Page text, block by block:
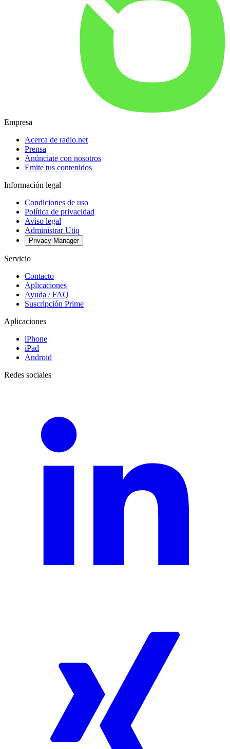
Empresa
Acerca de radio.net
Prensa
Anúnciate con nosotros
Emite tus contenidos
Información legal
Condiciones de uso
Política de privacidad
Aviso legal
Administrar Utiq
Privacy-Manager
Servicio
Contacto
Aplicaciones
Ayuda / FAQ
Suscripción Prime
Aplicaciones
iPhone
iPad
Android
Redes sociales